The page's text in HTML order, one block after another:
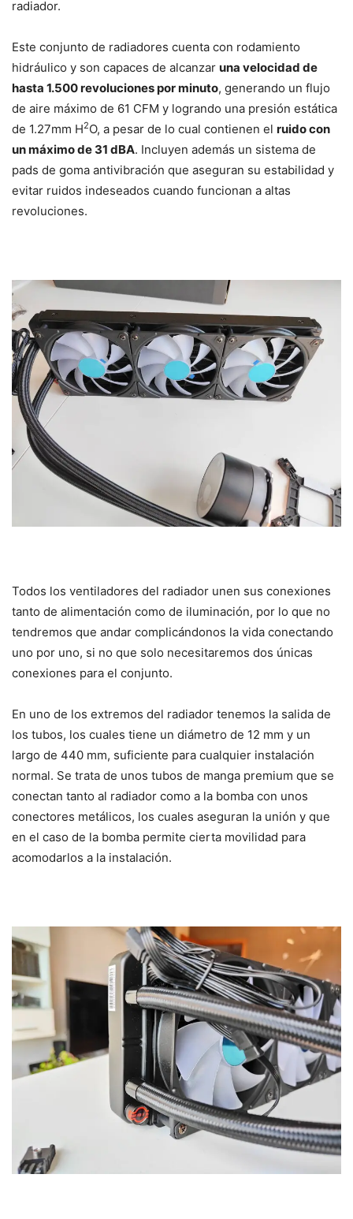
radiador.
Este conjunto de radiadores cuenta con rodamiento
hidráulico y son capaces de alcanzar una velocidad de
hasta 1.500 revoluciones por minuto, generando un flujo
de aire máximo de 61 CFM y logrando una presión estática
de 1.27mm H2O, a pesar de lo cual contienen el ruido con
un máximo de 31 dBA. Incluyen además un sistema de
pads de goma antivibración que aseguran su estabilidad y
evitar ruidos indeseados cuando funcionan a altas
revoluciones.
Todos los ventiladores del radiador unen sus conexiones
tanto de alimentación como de iluminación, por lo que no
tendremos que andar complicándonos la vida conectando
uno por uno, si no que solo necesitaremos dos únicas
conexiones para el conjunto.
En uno de los extremos del radiador tenemos la salida de
los tubos, los cuales tiene un diámetro de 12 mm y un
largo de 440 mm, suficiente para cualquier instalación
normal. Se trata de unos tubos de manga premium que se
conectan tanto al radiador como a la bomba con unos
conectores metálicos, los cuales aseguran la unión y que
en el caso de la bomba permite cierta movilidad para
acomodarlos a la instalación.